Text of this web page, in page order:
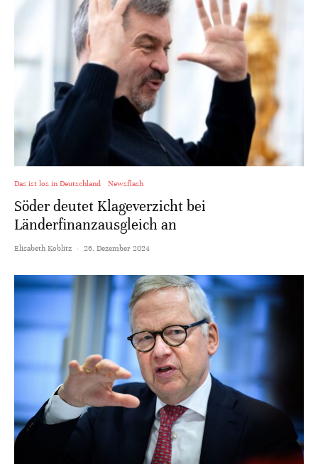
Das ist los in Deutschland Newsflash
Söder deutet Klageverzicht bei
Länderfinanzausgleich an
Elisabeth Koblitz · 26. Dezember 2024